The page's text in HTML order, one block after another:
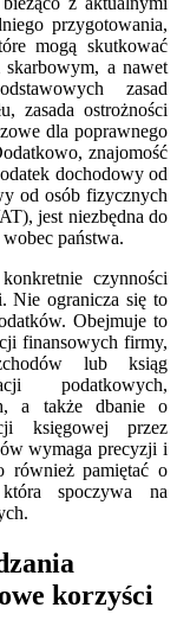
przygotowania,
mogą skutkować
a nawet
zasad
zasada ostrożności
dla poprawnego
znajomość
dochodowy od
od osób fizycznych
jest niezbędna do
państwa.
czynności
Nie ogranicza się to
Obejmuje to
finansowych firmy,
lub ksiąg
podatkowych,
a także dbanie o
księgowej przez
wymaga precyzji i
również pamiętać o
spoczywa na
korzyści